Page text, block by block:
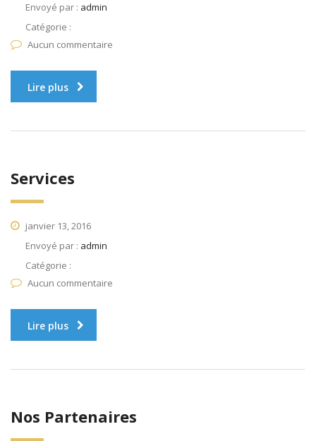
Envoyé par : admin
Catégorie :
Aucun commentaire
Lire plus
Services
janvier 13, 2016
Envoyé par : admin
Catégorie :
Aucun commentaire
Lire plus
Nos Partenaires